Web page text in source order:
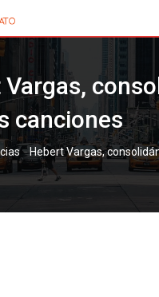
canciones
-Hebert Vargas,